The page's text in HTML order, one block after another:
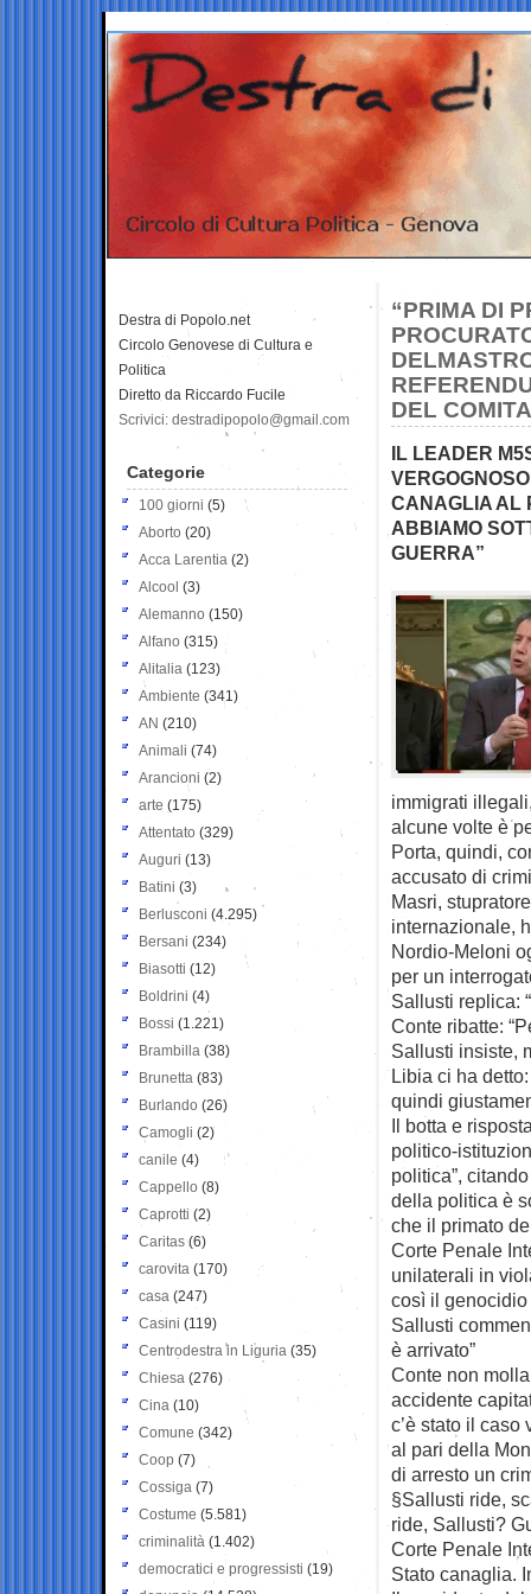
“PRIMA DI
DEL
IL LEADER
CANAGLIA AL
ABBIAMO
GUERRA”
immigrati
alcune volte è
Porta, quindi,
accusato di
Masri,
internazionale,
Nordio-Meloni
per un
Sallusti replica:
Conte ribatte:
Sallusti insiste,
Libia ci ha
quindi
Il botta e
politico-
politica”,
della politica è
che il primato
Corte Penale
unilaterali in
così il genocidio
Sallusti
è arrivato”
Conte non
accidente
c’è stato il caso
al pari della
di arresto un
§Sallusti ride,
ride, Sallusti?
Corte Penale
Stato canaglia.
Destra di Popolo.net
Circolo Genovese di Cultura e
Politica
Diretto da Riccardo Fucile
Scrivici: destradipopolo@gmail.com
Categorie
100 giorni (5)
Aborto (20)
Acca Larentia (2)
Alcool (3)
Alemanno (150)
Alfano (315)
Alitalia (123)
Ambiente (341)
AN (210)
Animali (74)
Arancioni (2)
arte (175)
Attentato (329)
Auguri (13)
Batini (3)
Berlusconi (4.295)
Bersani (234)
Biasotti (12)
Boldrini (4)
Bossi (1.221)
Brambilla (38)
Brunetta (83)
Burlando (26)
Camogli (2)
canile (4)
Cappello (8)
Caprotti (2)
Caritas (6)
carovita (170)
casa (247)
Casini (119)
Centrodestra in Liguria (35)
Chiesa (276)
Cina (10)
Comune (342)
Coop (7)
Cossiga (7)
Costume (5.581)
criminalità (1.402)
democratici e progressisti (19)